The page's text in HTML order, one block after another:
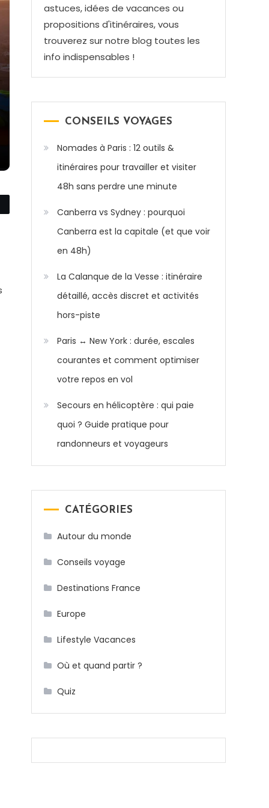
astuces, idées de vacances ou
propositions d'itinéraires, vous
trouverez sur notre blog toutes les
info indispensables !
CONSEILS VOYAGES
Nomades à Paris : 12 outils &
itinéraires pour travailler et visiter
48h sans perdre une minute
Canberra vs Sydney : pourquoi
Canberra est la capitale (et que voir
en 48h)
La Calanque de la Vesse : itinéraire
détaillé, accès discret et activités
hors-piste
Paris ↔ New York : durée, escales
courantes et comment optimiser
votre repos en vol
Secours en hélicoptère : qui paie
quoi ? Guide pratique pour
randonneurs et voyageurs
CATÉGORIES
Autour du monde
Conseils voyage
Destinations France
Europe
Lifestyle Vacances
Où et quand partir ?
Quiz